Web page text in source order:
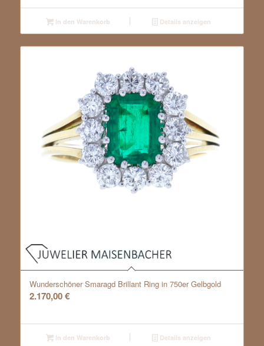
In den Warenkorb Details anzeigen
Wunderschöner Smaragd Brillant Ring in 750er Gelbgold
2.170,00€
In den Warenkorb Details anzeigen